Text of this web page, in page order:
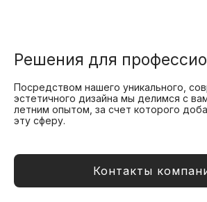
Решения для
Посредством нашего уникального,
эстетичного дизайна мы делимся с
летним опытом, за счет которого
эту сферу.
Контакты